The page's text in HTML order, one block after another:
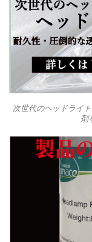
次世代のヘッドライ
剤